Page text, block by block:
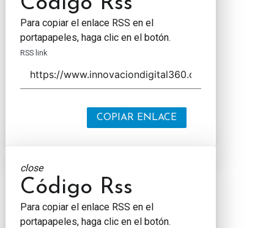
Para copiar el enlace RSS en el
portapapeles, haga clic en el botón.
RSS link
COPIAR ENLACE
close
Código Rss
Para copiar el enlace RSS en el
portapapeles, haga clic en el botón.